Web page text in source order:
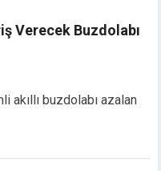
Verecek Buzdolabı
akıllı buzdolabı azalan